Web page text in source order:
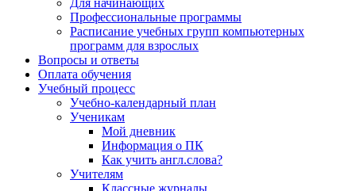
Профессиональные программы
Расписание учебных групп компьютерных
программ для взрослых
Вопросы и ответы
Оплата обучения
Учебный процесс
Учебно-календарный план
Ученикам
Мой дневник
Информация о ПК
Как учить англ.слова?
Учителям
Классные журналы